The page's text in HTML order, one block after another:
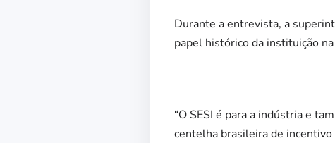
Durante a entrevista, a
papel histórico da instituição
“O SESI é para a indústria e
centelha brasileira de